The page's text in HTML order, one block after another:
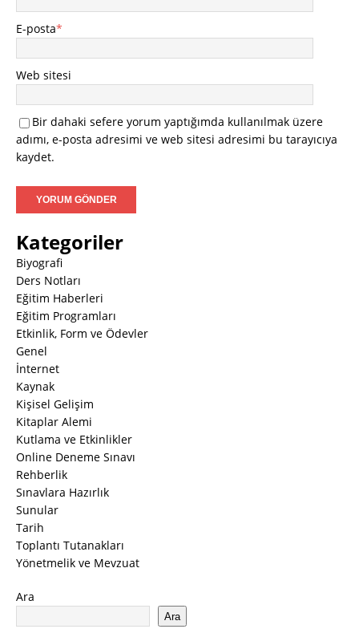
E-posta*
Web sitesi
Bir dahaki sefere yorum yaptığımda kullanılmak üzere
adımı, e-posta adresimi ve web sitesi adresimi bu tarayıcıya
kaydet.
Kategoriler
Biyografi
Ders Notları
Eğitim Haberleri
Eğitim Programları
Etkinlik, Form ve Ödevler
Genel
İnternet
Kaynak
Kişisel Gelişim
Kitaplar Alemi
Kutlama ve Etkinlikler
Online Deneme Sınavı
Rehberlik
Sınavlara Hazırlık
Sunular
Tarih
Toplantı Tutanakları
Yönetmelik ve Mevzuat
Ara
Ara